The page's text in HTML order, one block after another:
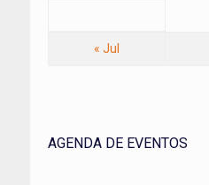
« Jul
AGENDA DE EVENTOS